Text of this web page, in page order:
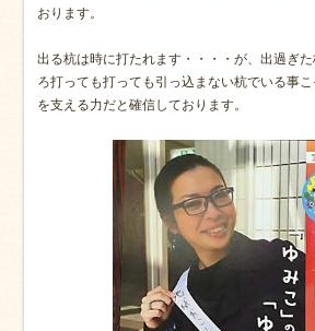
おります。
出る杭は時に打たれます・・・・が、出過ぎ
ろ打っても打っても引っ込まない杭でいる事
を支える力だと確信しております。